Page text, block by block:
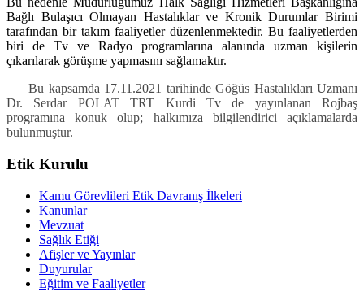
Bağlı Bulaşıcı Olmayan Hastalıklar ve Kronik Durumlar Birimi
tarafından bir takım faaliyetler düzenlenmektedir. Bu faaliyetlerden
biri de Tv ve Radyo programlarına alanında uzman kişilerin
çıkarılarak görüşme yapmasını sağlamaktır.
Bu kapsamda 17.11.2021 tarihinde Göğüs Hastalıkları Uzmanı
Dr. Serdar POLAT TRT Kurdi Tv de yayınlanan Rojbaş
programına konuk olup; halkımıza bilgilendirici açıklamalarda
bulunmuştur.
Etik Kurulu
Kamu Görevlileri Etik Davranış İlkeleri
Kanunlar
Mevzuat
Sağlık Etiği
Afişler ve Yayınlar
Duyurular
Eğitim ve Faaliyetler